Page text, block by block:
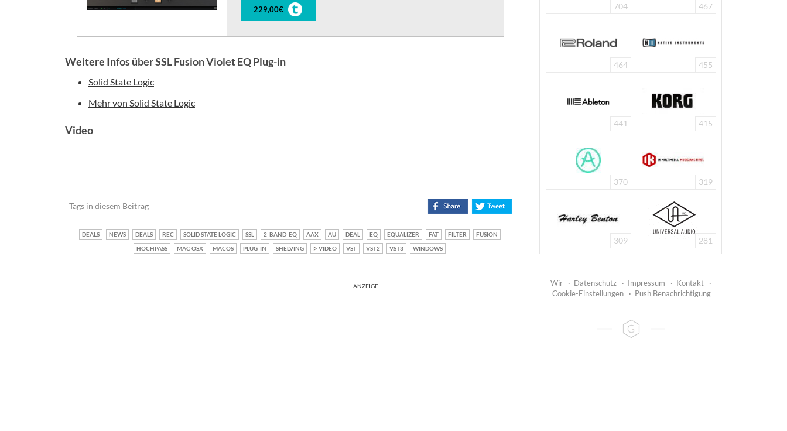
229,00€
Weitere Infos über SSL Fusion Violet EQ Plug-in
Solid State Logic
Mehr von Solid State Logic
Video
Tags in diesem Beitrag
DEALS NEWS DEALS REC SOLID STATE LOGIC SSL 2-BAND-EQ AAX AU DEAL EQ EQUALIZER FAT FILTER
FUSION
HOCHPASS
MAC OSX MACOS PLUG-IN SHELVING VIDEO VST VST2 VST3 WINDOWS
ANZEIGE
704 467
464 455
441 415
370 319
309 281
Wir · Datenschutz · Impressum · Kontakt
·
Cookie-Einstellungen
· Push Benachrichtigung